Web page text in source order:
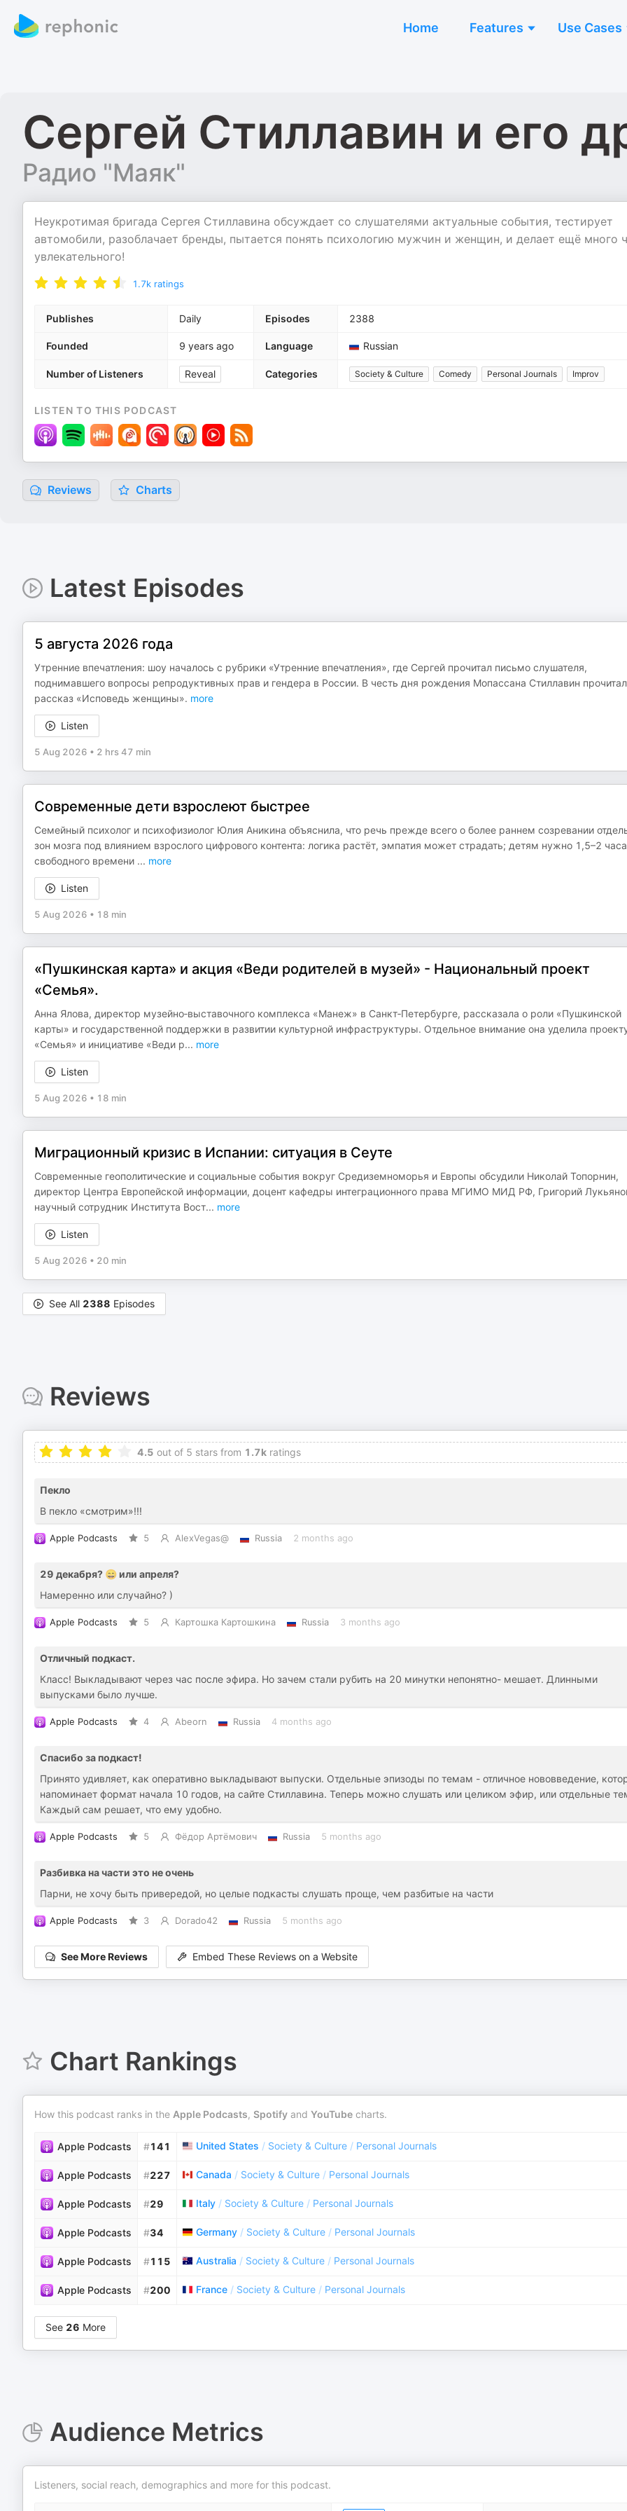
Home Features Use Cases
Сергей Стиллавин и его
Радио "Маяк"
Неукротимая бригада Сергея Стиллавина обсуждает со слушателями актуальные события, тестирует
автомобили, разоблачает бренды, пытается понять психологию мужчин и женщин, и делает ещё много
увлекательного!
1.7k ratings
Publishes Daily Episodes 2388
Founded 9 years ago Language Russian
Number of Listeners Reveal Categories Society & Culture Comedy Personal Journals Improv
LISTEN TO THIS PODCAST
Reviews Charts
Latest Episodes
5 августа 2026 года
Утренние впечатления: шоу началось с рубрики «Утренние впечатления», где Сергей прочитал письмо слушателя,
поднимавшего вопросы репродуктивных прав и гендера в России. В честь дня рождения Мопассана Стиллавин
рассказ «Исповедь женщины». more
Listen
5 Aug 2026 • 2 hrs 47 min
Современные дети взрослеют быстрее
Семейный психолог и психофизиолог Юлия Аникина объяснила, что речь прежде всего о более раннем созревании
зон мозга под влиянием взрослого цифрового контента: логика растёт, эмпатия может страдать; детям нужно 1,5–2 часа
свободного времени ... more
Listen
5 Aug 2026 • 18 min
«Пушкинская карта» и акция «Веди родителей в музей» - Национальный проект
«Семья».
Анна Ялова, директор музейно‑выставочного комплекса «Манеж» в Санкт‑Петербурге, рассказала о роли «Пушкинской
карты» и государственной поддержки в развитии культурной инфраструктуры. Отдельное внимание она уделила
«Семья» и инициативе «Веди р... more
Listen
5 Aug 2026 • 18 min
Миграционный кризис в Испании: ситуация в Сеуте
Современные геополитические и социальные события вокруг Средиземноморья и Европы обсудили Николай Топорнин,
директор Центра Европейской информации, доцент кафедры интеграционного права МГИМО МИД РФ, Григорий
научный сотрудник Института Вост... more
Listen
5 Aug 2026 • 20 min
See All 2388 Episodes
Reviews
4.5 out of 5 stars from 1.7k ratings
Пекло
В пекло «смотрим»!!!
Apple Podcasts 5 AlexVegas@ Russia 2 months ago
29 декабря? 😄 или апреля?
Намеренно или случайно? )
Apple Podcasts 5 Картошка Картошкина Russia 3 months ago
Отличный подкаст.
Класс! Выкладывают через час после эфира. Но зачем стали рубить на 20 минутки непонятно- мешает. Длинными
выпусками было лучше.
Apple Podcasts 4 Abeorn Russia 4 months ago
Спасибо за подкаст!
Принято удивляет, как оперативно выкладывают выпуски. Отдельные эпизоды по темам - отличное нововведение,
напоминает формат начала 10 годов, на сайте Стиллавина. Теперь можно слушать или целиком эфир, или отдельные
Каждый сам решает, что ему удобно.
Apple Podcasts 5 Фёдор Артёмович Russia 5 months ago
Разбивка на части это не очень
Парни, не хочу быть привередой, но целые подкасты слушать проще, чем разбитые на части
Apple Podcasts 3 Dorado42 Russia 5 months ago
See More Reviews Embed These Reviews on a Website
Chart Rankings
How this podcast ranks in the Apple Podcasts, Spotify and YouTube charts.
Apple Podcasts #141 United States / Society & Culture / Personal Journals
Apple Podcasts #227 Canada / Society & Culture / Personal Journals
Apple Podcasts #29 Italy / Society & Culture / Personal Journals
Apple Podcasts #34 Germany / Society & Culture / Personal Journals
Apple Podcasts #115 Australia / Society & Culture / Personal Journals
Apple Podcasts #200 France / Society & Culture / Personal Journals
See 26 More
Audience Metrics
Listeners, social reach, demographics and more for this podcast.